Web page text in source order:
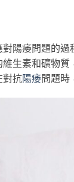
陽痿問題的
維生素和礦物
對抗陽痿問題時